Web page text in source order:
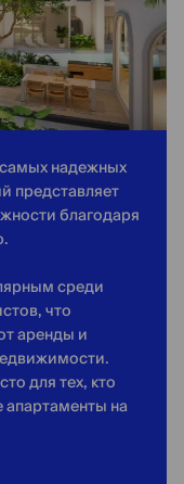
надежных
представляет
благодаря
среди
что
аренды и
для тех, кто
на